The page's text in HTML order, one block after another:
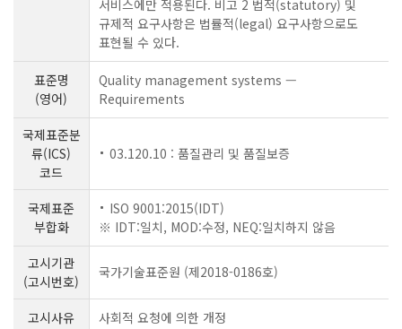
서비스에만 적용된다. 비고 2 법적(statutory) 및
규제적 요구사항은 법률적(legal) 요구사항으로도
표현될 수 있다.
표준명
(영어)
Quality management systems —
Requirements
국제표준분
류(ICS)
코드
03.120.10 : 품질관리 및 품질보증
국제표준
부합화
ISO 9001:2015(IDT)
※ IDT:일치, MOD:수정, NEQ:일치하지 않음
고시기관
(고시번호)
국가기술표준원 (제2018-0186호)
고시사유 사회적 요청에 의한 개정